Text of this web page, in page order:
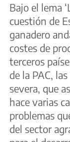
Bajo el lema
cuestión de
ganadero
costes de
terceros
de la PAC,
severa, que
hace varias
problemas
del sector